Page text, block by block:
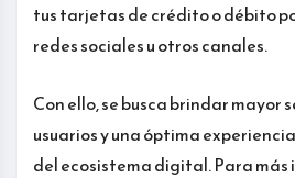
tus tarjetas de crédito o débito
redes sociales u otros canales.
Con ello, se busca brindar mayor
usuarios y una óptima
del ecosistema digital. Para más